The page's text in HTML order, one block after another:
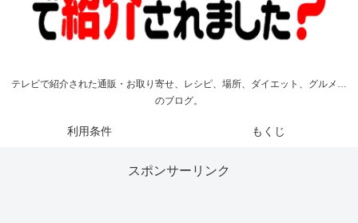
テレビで紹介された通販・お取り寄せ、レシピ、場所、ダイエット、グルメ…
のブログ。
利用条件 もくじ
スポンサーリンク